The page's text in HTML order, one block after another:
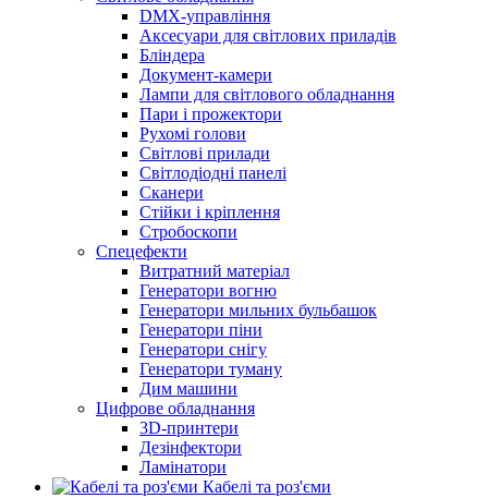
DMX-управління
Аксесуари для світлових приладів
Бліндера
Документ-камери
Лампи для світлового обладнання
Пари і прожектори
Рухомі голови
Світлові прилади
Світлодіодні панелі
Сканери
Стійки і кріплення
Стробоскопи
Спецефекти
Витратний матеріал
Генератори вогню
Генератори мильних бульбашок
Генератори піни
Генератори снігу
Генератори туману
Дим машини
Цифрове обладнання
3D-принтери
Дезінфектори
Ламінатори
Кабелі та роз'єми